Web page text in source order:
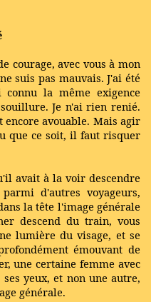
courage, avec vous à mon
suis pas mauvais. J'ai été
la même exigence
Je n'ai rien renié.
encore avouable. Mais agir
que ce soit, il faut risquer
avait à la voir descendre
d'autres voyageurs,
la tête l'image générale
descend du train, vous
lumière du visage, et se
émouvant de
une certaine femme avec
yeux, et non une autre,
générale.